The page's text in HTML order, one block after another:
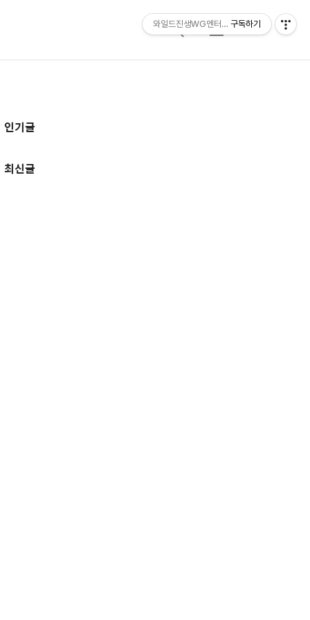
검
메
추
정
인기글
최신글
와일드진생WG엔터테인먼트
구독하기